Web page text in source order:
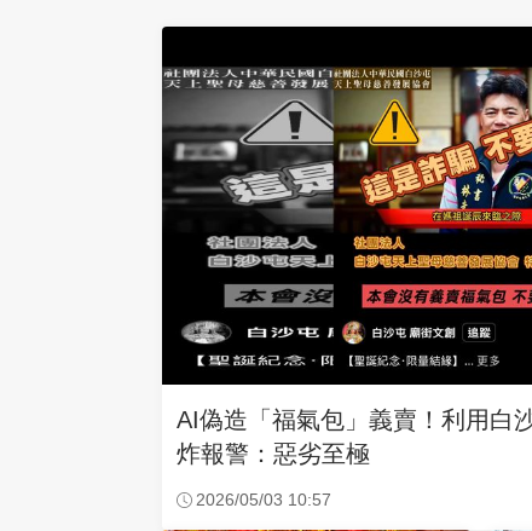
AI偽造「福氣包」義賣！利用
炸報警：惡劣至極
2026/05/03 10:57